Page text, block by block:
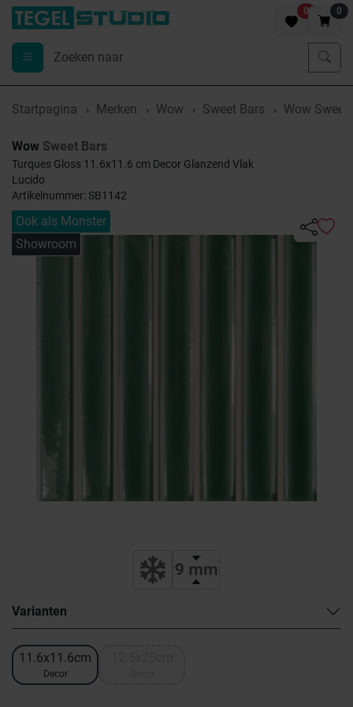
0 0
Startpagina Merken Wow Sweet Bars Wow
Wow Sweet Bars
Turques Gloss 11.6x11.6 cm Decor Glanzend Vlak
Lucido
Artikelnummer: SB1142
Ook als Monster
Showroom
Varianten
11.6x11.6cm
Decor